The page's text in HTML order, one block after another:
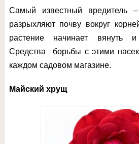
Самый известный вредитель
разрыхляют почву вокруг
растение начинает вянуть
Средства борьбы с этими
каждом садовом магазине.
Майский хрущ